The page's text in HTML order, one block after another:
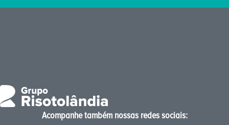
Acompanhe também nossas redes sociais: